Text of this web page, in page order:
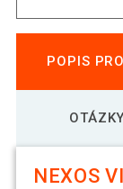
POPIS
NEXOS